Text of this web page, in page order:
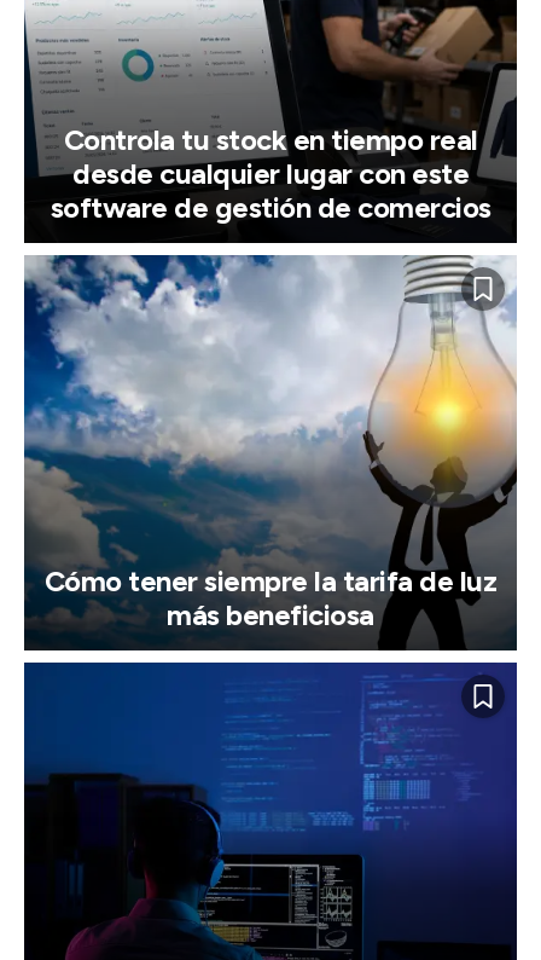
Controla tu stock en tiempo real
desde cualquier lugar con este
software de gestión de comercios
Cómo tener siempre la tarifa de luz
más beneficiosa